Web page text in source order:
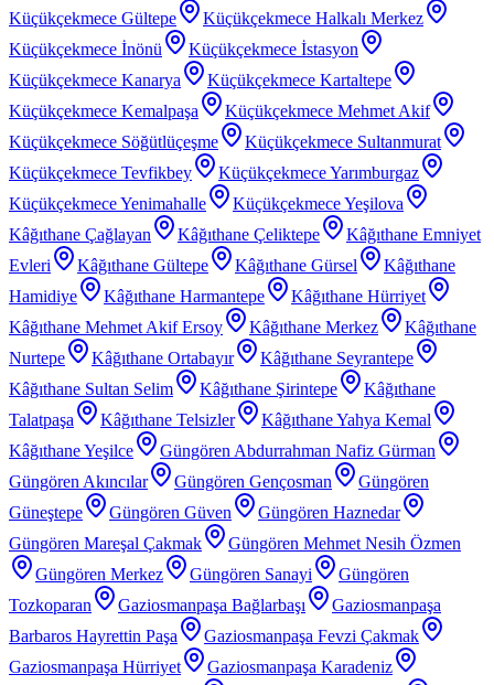
Küçükçekmece Gültepe
Küçükçekmece Halkalı Merkez
Küçükçekmece İnönü
Küçükçekmece İstasyon
Küçükçekmece Kanarya
Küçükçekmece Kartaltepe
Küçükçekmece Kemalpaşa
Küçükçekmece Mehmet Akif
Küçükçekmece Söğütlüçeşme
Küçükçekmece Sultanmurat
Küçükçekmece Tevfikbey
Küçükçekmece Yarımburgaz
Küçükçekmece Yenimahalle
Küçükçekmece Yeşilova
Kâğıthane Çağlayan
Kâğıthane Çeliktepe
Kâğıthane Emniyet
Evleri
Kâğıthane Gültepe Kâğıthane Gürsel
Kâğıthane
Hamidiye
Kâğıthane Harmantepe
Kâğıthane Hürriyet
Kâğıthane Mehmet Akif Ersoy
Kâğıthane Merkez
Kâğıthane
Nurtepe
Kâğıthane Ortabayır
Kâğıthane Seyrantepe
Kâğıthane Sultan Selim
Kâğıthane Şirintepe
Kâğıthane
Talatpaşa
Kâğıthane Telsizler
Kâğıthane Yahya Kemal
Kâğıthane Yeşilce
Güngören Abdurrahman Nafiz Gürman
Güngören Akıncılar
Güngören Gençosman
Güngören
Güneştepe
Güngören Güven
Güngören Haznedar
Güngören Mareşal Çakmak
Güngören Mehmet Nesih Özmen
Güngören Merkez
Güngören Sanayi
Güngören
Tozkoparan
Gaziosmanpaşa Bağlarbaşı
Gaziosmanpaşa
Barbaros Hayrettin Paşa
Gaziosmanpaşa Fevzi Çakmak
Gaziosmanpaşa Hürriyet
Gaziosmanpaşa Karadeniz